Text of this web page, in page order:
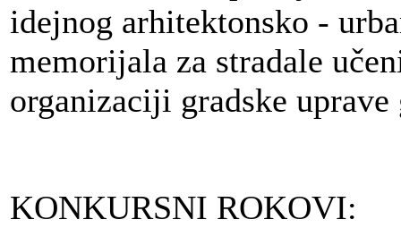
idejnog arhitektonsko -
memorijala za stradale
organizaciji gradske
KONKURSNI ROKOVI: